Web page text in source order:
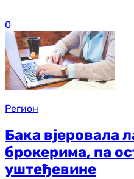
0
Регион
Бака вјеровала
брокерима, па
уштеђевине